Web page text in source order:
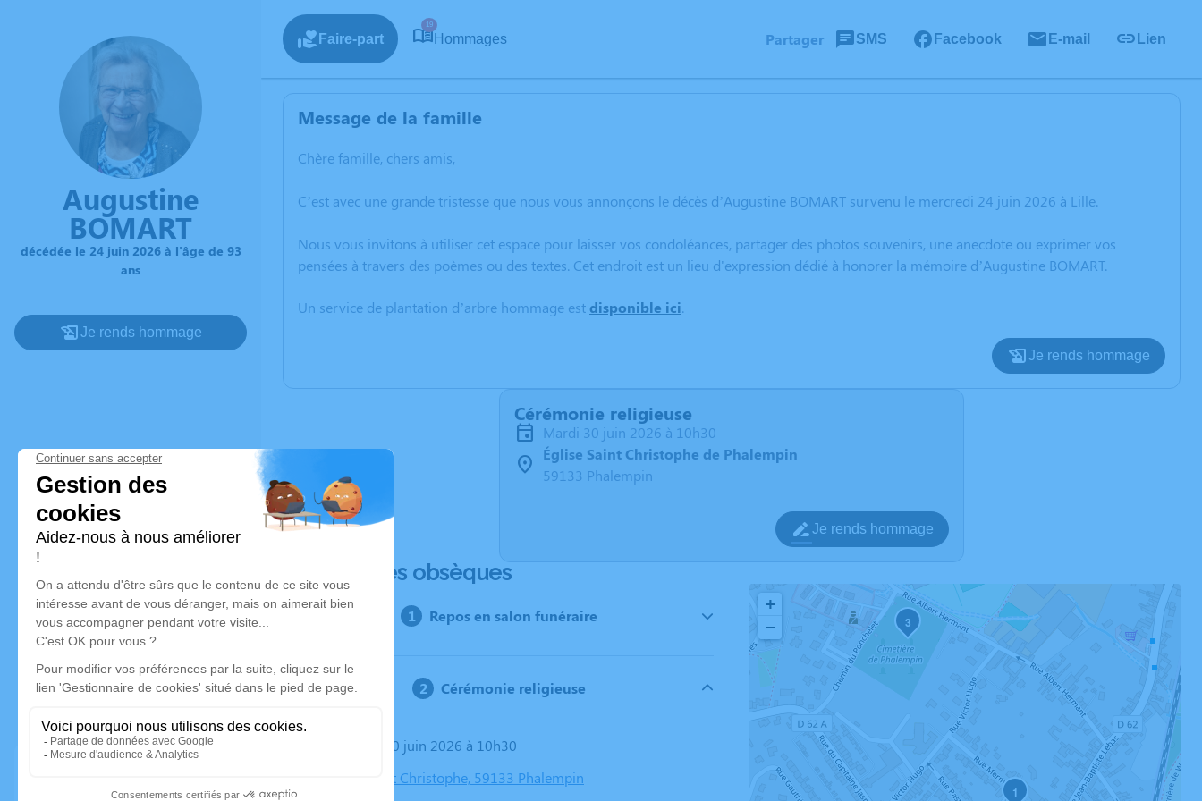
Augustine
BOMART
décédée le 24 juin 2026 à l'âge de 93
ans
Je rends hommage
Faire-part
19
Hommages Partager SMS Facebook E-mail Lien
Message de la famille
Chère famille, chers amis,
C’est avec une grande tristesse que nous vous annonçons le décès d’Augustine BOMART survenu le mercredi 24 juin 2026 à Lille.
Nous vous invitons à utiliser cet espace pour laisser vos condoléances, partager des photos souvenirs, une anecdote ou exprimer vos
pensées à travers des poèmes ou des textes. Cet endroit est un lieu d'expression dédié à honorer la mémoire d’Augustine BOMART.
Un service de plantation d’arbre hommage est disponible ici.
Je rends hommage
Cérémonie religieuse
mardi 30 juin 2026 à 10h30
Église Saint Christophe de Phalempin
59133 Phalempin
Je rends hommage
Déroulé des obsèques
Repos en salon funéraire
Cérémonie religieuse
Le mardi 30 juin 2026 à 10h30
Église Saint Christophe, 59133 Phalempin
1
3
+
−